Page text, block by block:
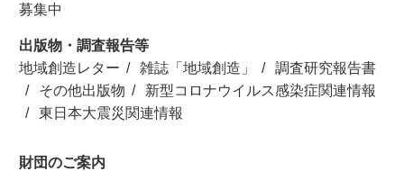
募集中
出版物・調査報告等
地域創造レター
雑誌「地域創造」
調査研究報告書
その他出版物
新型コロナウイルス感染症関連情報
東日本大震災関連情報
財団のご案内